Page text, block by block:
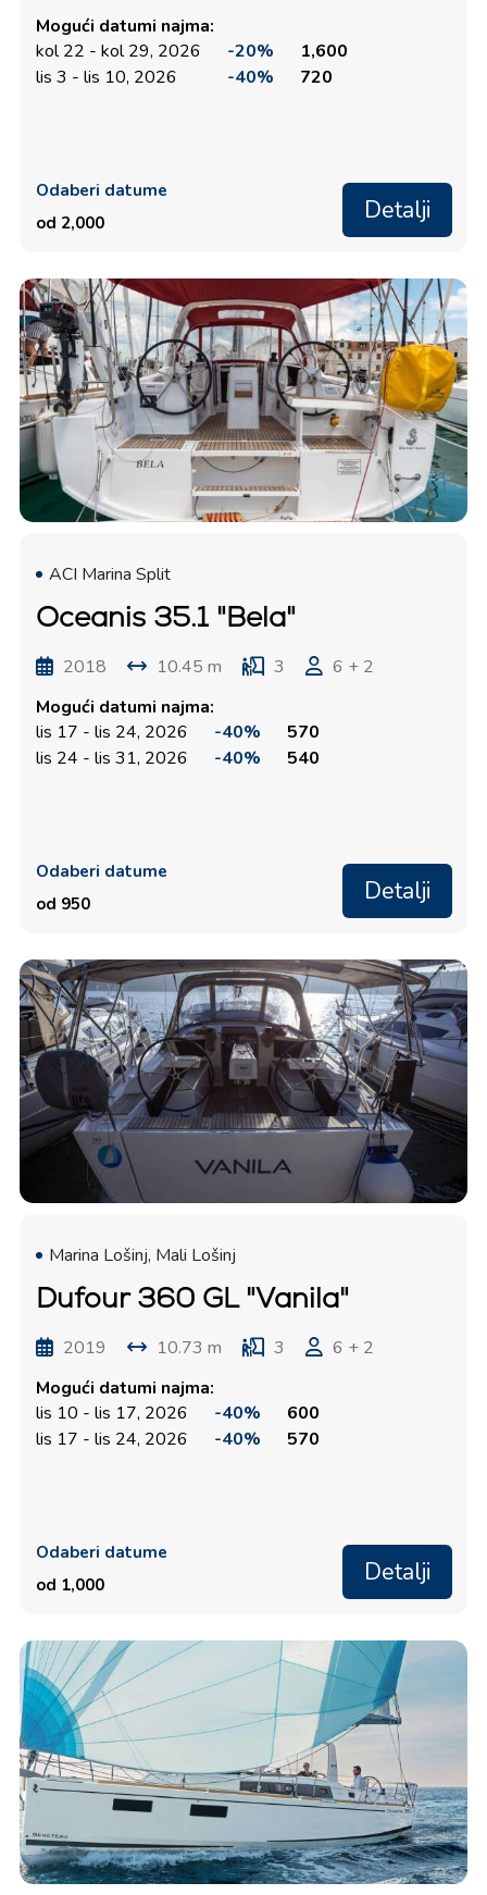
Mogući datumi najma:
kol 22 - kol 29, 2026
-20%
1,600
lis 3 - lis 10, 2026
-40% 720
Odaberi datume
od 2,000
Detalji
ACI Marina Split
Oceanis 35.1 "Bela"
2018 10.45 m 3
6 + 2
Mogući datumi najma:
lis 17 - lis 24, 2026
-40%
570
lis 24 - lis 31, 2026
-40% 540
Odaberi datume
od 950
Detalji
Marina Lošinj, Mali Lošinj
Dufour 360 GL "Vanila"
2019 10.73 m 3
6 + 2
Mogući datumi najma:
lis 10 - lis 17, 2026
-40%
600
lis 17 - lis 24, 2026
-40% 570
Odaberi datume
od 1,000
Detalji